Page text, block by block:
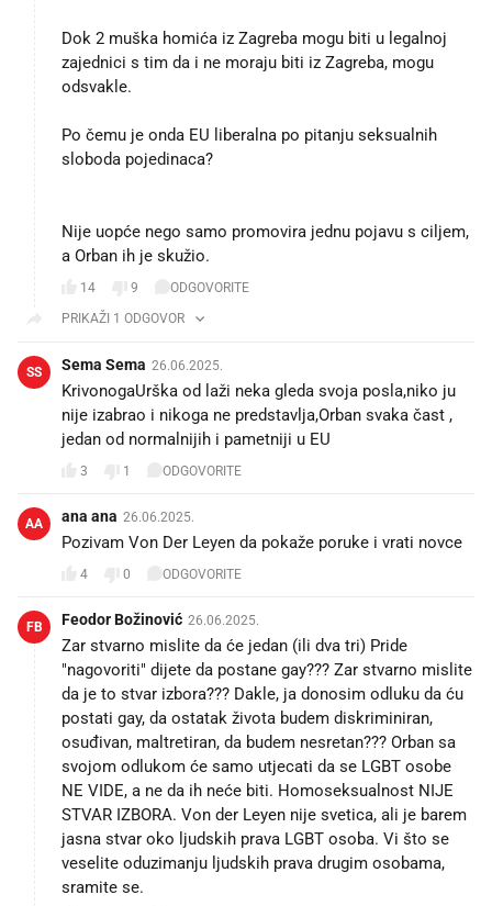
Dok 2 muška homića iz Zagreba mogu biti u legalnoj
zajednici s tim da i ne moraju biti iz Zagreba, mogu
odsvakle.
Po čemu je onda EU liberalna po pitanju seksualnih
sloboda pojedinaca?
Nije uopće nego samo promovira jednu pojavu s ciljem,
a Orban ih je skužio.
14 9
ODGOVORITE
PRIKAŽI 1 ODGOVOR
SS Sema Sema 26.06.2025.
KrivonogaUrška od laži neka gleda svoja posla,niko ju
nije izabrao i nikoga ne predstavlja,Orban svaka čast ,
jedan od normalnijih i pametniji u EU
3 1 ODGOVORITE
AA ana ana 26.06.2025.
Pozivam Von Der Leyen da pokaže poruke i vrati novce
4 0 ODGOVORITE
FB Feodor Božinović 26.06.2025.
Zar stvarno mislite da će jedan (ili dva tri) Pride
"nagovoriti" dijete da postane gay??? Zar stvarno mislite
da je to stvar izbora??? Dakle, ja donosim odluku da ću
postati gay, da ostatak života budem diskriminiran,
osuđivan, maltretiran, da budem nesretan??? Orban sa
svojom odlukom će samo utjecati da se LGBT osobe
NE VIDE, a ne da ih neće biti. Homoseksualnost NIJE
STVAR IZBORA. Von der Leyen nije svetica, ali je barem
jasna stvar oko ljudskih prava LGBT osoba. Vi što se
veselite oduzimanju ljudskih prava drugim osobama,
sramite se.